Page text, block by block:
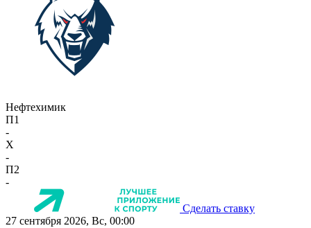
Нефтехимик
П1
-
X
-
П2
-
Сделать ставку
27 сентября 2026, Вс, 00:00